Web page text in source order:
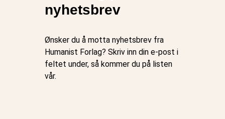
nyhetsbrev
Ønsker du å motta nyhetsbrev fra
Humanist Forlag? Skriv inn din e-post i
feltet under, så kommer du på listen
vår.